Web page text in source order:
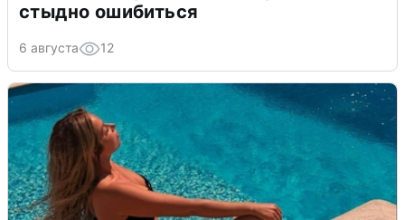
стыдно ошибиться
6 августа 12